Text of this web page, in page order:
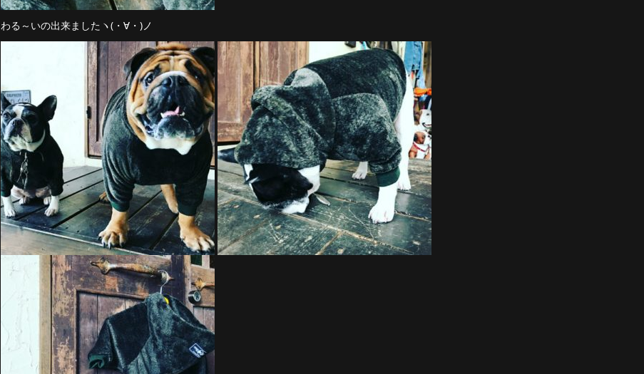
わる～いの出来ましたヽ(・∀・)ノ